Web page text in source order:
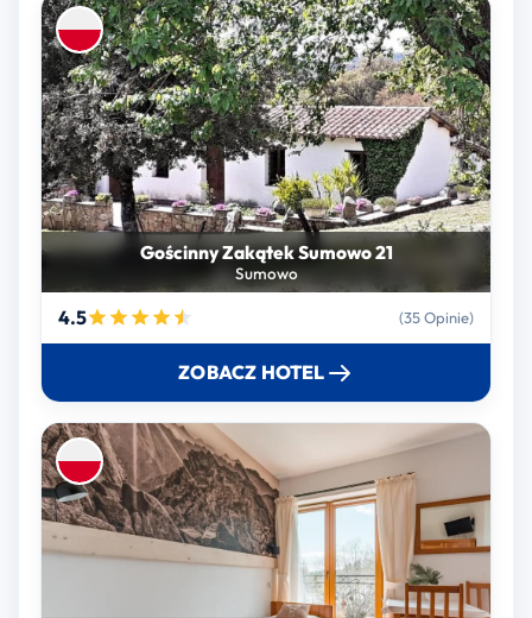
Gościnny Zakątek Sumowo 21
Sumowo
4.5 (35 Opinie)
ZOBACZ HOTEL